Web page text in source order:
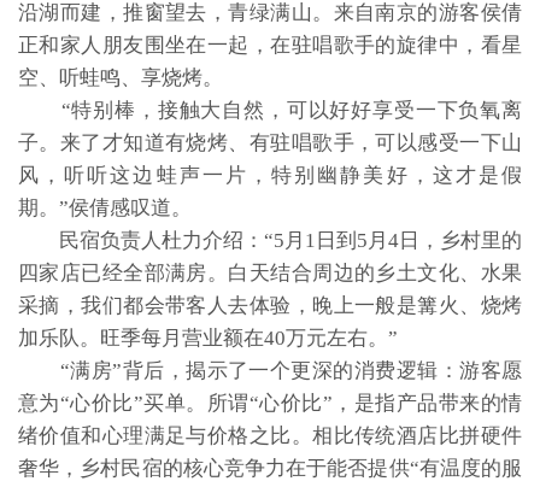
沿湖而建，推窗望去，青绿满山。来自南京的游客侯倩
正和家人朋友围坐在一起，在驻唱歌手的旋律中，看星
空、听蛙鸣、享烧烤。
“特别棒，接触大自然，可以好好享受一下负氧离
子。来了才知道有烧烤、有驻唱歌手，可以感受一下山
风，听听这边蛙声一片，特别幽静美好，这才是假
期。”侯倩感叹道。
民宿负责人杜力介绍：“5月1日到5月4日，乡村里的
四家店已经全部满房。白天结合周边的乡土文化、水果
采摘，我们都会带客人去体验，晚上一般是篝火、烧烤
加乐队。旺季每月营业额在40万元左右。”
“满房”背后，揭示了一个更深的消费逻辑：游客愿
意为“心价比”买单。所谓“心价比”，是指产品带来的情
绪价值和心理满足与价格之比。相比传统酒店比拼硬件
奢华，乡村民宿的核心竞争力在于能否提供“有温度的服